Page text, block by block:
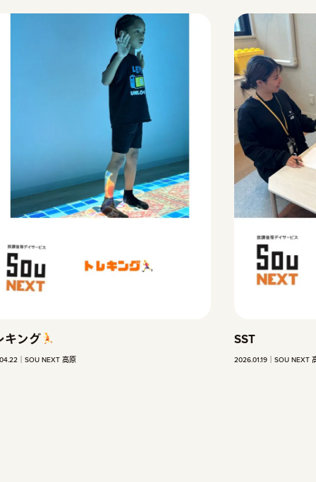
SOU NEXT 高原
SST「怒り
2025.11.13 SOU